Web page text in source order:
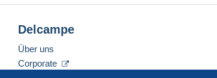
Delcampe
Über uns
Corporate